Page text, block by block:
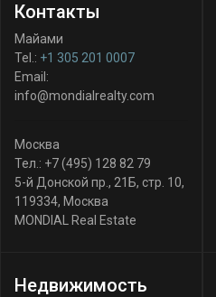
Контакты
Майами
Tel.: +1 305 201 0007
Email:
info@mondialrealty.com
Москва
Тел.: +7 (495) 128 82 79
5-й Донской пр., 21Б, стр. 10,
119334, Москва
MONDIAL Real Estate
Недвижимость